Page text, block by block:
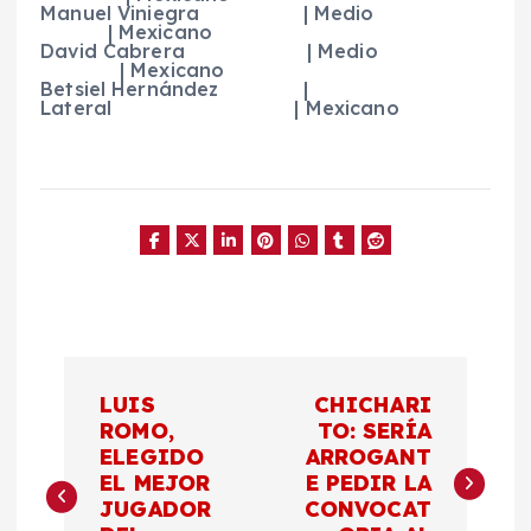
Manuel Viniegra | Medio
| Mexicano
David Cabrera | Medio
| Mexicano
Betsiel Hernández |
Lateral | Mexicano
v
LUIS
ROMO,
ELEGIDO
EL MEJOR
JUGADOR
CHICHARI
TO: SERÍA
ARROGANT
E PEDIR LA
CONVOCAT